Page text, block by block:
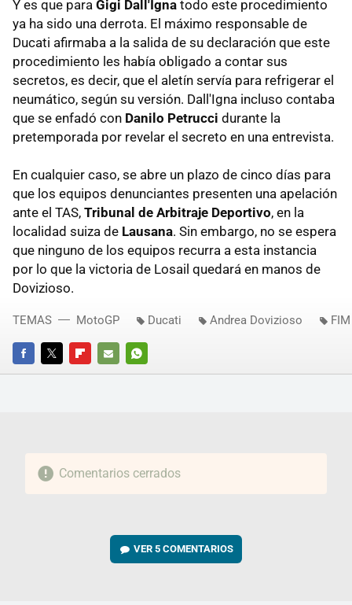
Y es que para Gigi Dall'Igna todo este procedimiento
ya ha sido una derrota. El máximo responsable de
Ducati afirmaba a la salida de su declaración que este
procedimiento les había obligado a contar sus
secretos, es decir, que el aletín servía para refrigerar el
neumático, según su versión. Dall'Igna incluso contaba
que se enfadó con Danilo Petrucci durante la
pretemporada por revelar el secreto en una entrevista.
En cualquier caso, se abre un plazo de cinco días para
que los equipos denunciantes presenten una apelación
ante el TAS, Tribunal de Arbitraje Deportivo, en la
localidad suiza de Lausana. Sin embargo, no se espera
que ninguno de los equipos recurra a esta instancia
por lo que la victoria de Losail quedará en manos de
Dovizioso.
FACEBOOKTWITTERFLIPBOARD
E-
WHATSAPP
TEMAS MotoGP Ducati Andrea Dovizioso FIM
Comentarios cerrados
VER5 COMENTARIOS